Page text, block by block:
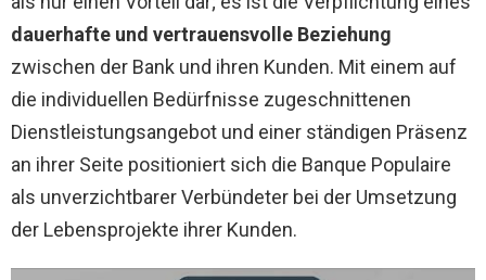
dauerhafte und vertrauensvolle Beziehung
zwischen der Bank und ihren Kunden. Mit einem auf
die individuellen Bedürfnisse zugeschnittenen
Dienstleistungsangebot und einer ständigen Präsenz
an ihrer Seite positioniert sich die Banque Populaire
als unverzichtbarer Verbündeter bei der Umsetzung
der Lebensprojekte ihrer Kunden.